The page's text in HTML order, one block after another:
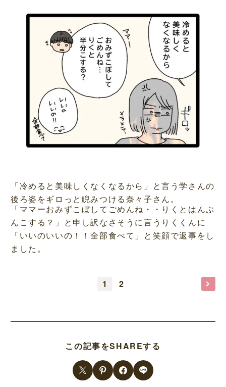
「冷めると美味しくなくなるから」と言う学さんの
後ろ姿をギロっと睨みつける奈々子さん。
「ママーおみずこぼしてごめんね・・りくとはんぶ
んこする？」と申し訳なさそうに言うりくくんに
「いいのいいの！！全部食べて」と笑顔で返事をし
ました。
1 2
この記事をSHAREする